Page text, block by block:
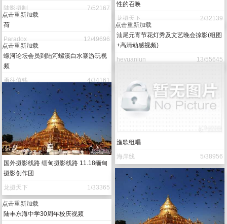
陆影摄制
7/52167
性的召唤
龙摄天下
2/32139
点击重新加载
荷
Paradox
12/49696
点击重新加载
汕尾元宵节花灯秀及文艺晚会掠影(组图
+高清动感视频)
heyuanjun
13/55645
点击重新加载
螺河论坛会员到陆河螺溪白水寨游玩视
频
勇往值钱
4/34161
渔歌组唱
海岸线
5/38956
国外摄影线路 缅甸摄影线路 11.18缅甸
摄影创作团
龙摄天下
1/33365
点击重新加载
陆丰东海中学30周年校庆视频